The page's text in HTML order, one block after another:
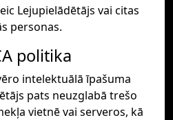
Lejupielādētājs vai citas
personas.
politika
intelektuālā īpašuma
pats neuzglabā trešo
vietnē vai serveros, kā